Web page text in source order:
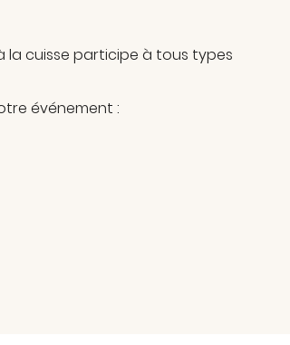
la cuisse participe à tous types
événement :